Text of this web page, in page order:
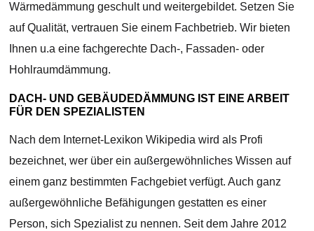
Wärmedämmung geschult und weitergebildet. Setzen Sie
auf Qualität, vertrauen Sie einem Fachbetrieb. Wir bieten
Ihnen u.a eine fachgerechte Dach-, Fassaden- oder
Hohlraumdämmung.
DACH- UND GEBÄUDEDÄMMUNG IST EINE ARBEIT
FÜR DEN SPEZIALISTEN
Nach dem Internet-Lexikon Wikipedia wird als Profi
bezeichnet, wer über ein außergewöhnliches Wissen auf
einem ganz bestimmten Fachgebiet verfügt. Auch ganz
außergewöhnliche Befähigungen gestatten es einer
Person, sich Spezialist zu nennen. Seit dem Jahre 2012